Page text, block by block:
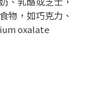
物，如巧克力、
oxalate